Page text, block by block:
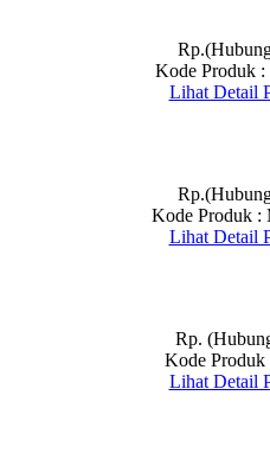
Kode Produk
Lihat Detail
Kode Produk :
Lihat Detail
Rp.
Kode
Lihat Detail